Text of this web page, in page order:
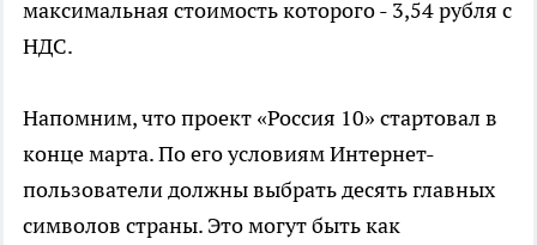
максимальная стоимость которого - 3,54 рубля с
НДС.
Напомним, что проект «Россия 10» стартовал в
конце марта. По его условиям Интернет-
пользователи должны выбрать десять главных
символов страны. Это могут быть как